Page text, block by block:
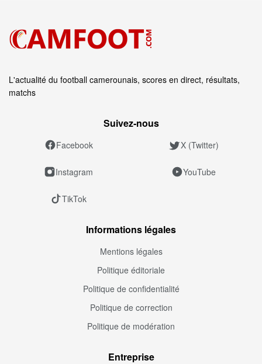
L'actualité du football camerounais, scores en direct, résultats,
matchs
Suivez‑nous
Facebook X (Twitter)
Instagram YouTube
TikTok
Informations légales
Mentions légales
Politique éditoriale
Politique de confidentialité
Politique de correction
Politique de modération
Entreprise